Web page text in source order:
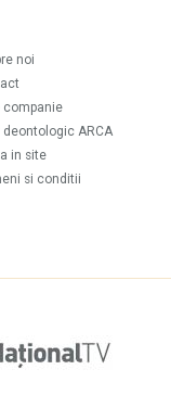
noi
companie
deontologic ARCA
in site
si conditii